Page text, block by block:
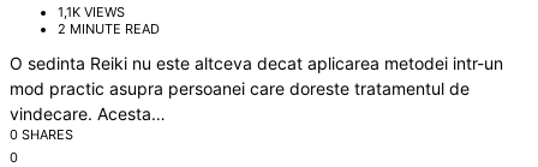
1,1K VIEWS
2 MINUTE READ
O sedinta Reiki nu este altceva decat aplicarea metodei intr-un
mod practic asupra persoanei care doreste tratamentul de
vindecare. Acesta…
0 SHARES
0